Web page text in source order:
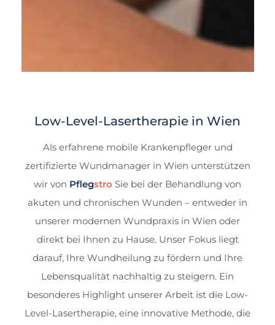
Low-Level-Lasertherapie in Wien
Als erfahrene mobile Krankenpfleger und
zertifizierte Wundmanager in Wien unterstützen
wir von Pflegstro Sie bei der Behandlung von
akuten und chronischen Wunden – entweder in
unserer modernen Wundpraxis in Wien oder
direkt bei Ihnen zu Hause. Unser Fokus liegt
darauf, Ihre Wundheilung zu fördern und Ihre
Lebensqualität nachhaltig zu steigern. Ein
besonderes Highlight unserer Arbeit ist die Low-
Level-Lasertherapie, eine innovative Methode, die